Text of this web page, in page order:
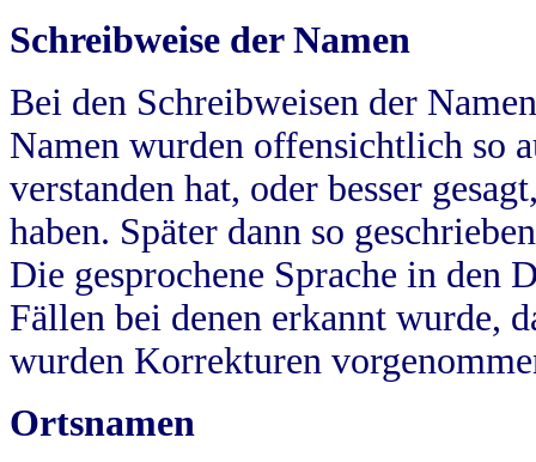
Schreibweise der Namen
Bei den Schreibweisen der
Namen wurden offensichtlich so
verstanden hat, oder besser
haben. Später dann so
Die gesprochene Sprache in
Fällen bei denen erkannt wurde,
wurden Korrekturen
Ortsnamen